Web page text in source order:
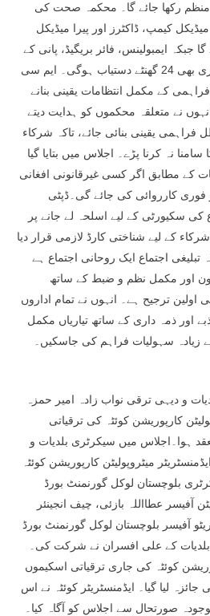
رکھا جائے گا۔ محکمہ صحت کی
کیمپ، ڈاکٹرز اور پیرا میڈیکل
ایمبولینس، فائر بریگیڈ، پانی کے
باؤزر اور دیگر ضروری مشینری بھی 24 گھنٹے دستیاب ہوگی۔ ایم سی
کے مکمل انتظامات یقینی بنانے
نے متعلقہ محکموں کو ہدایت دیتے
فراہمی یقینی بنائی جائے، تاکہ شرکاء
نہ کرنا پڑے۔ اجلاس میں بتایا گیا
کے مطابق اگر کسی غیرقانونی افغانی
کارروائی کی جائے گی۔ڈپٹی
کی سکیورٹی کے لیے اسلحہ لے جانے پر
کے لیے شناختی کارڈ لازمی قرار دیا
تبلیغی اجتماع ایک روحانی اجتماع ہے
اور مکمل نظم و ضبط کے ساتھ
اولین ترجیح ہے۔ انہوں نے تمام اداروں
اور ذمہ داری کے ساتھ تیاریاں مکمل
زیادہ سہولیات فراہم کی جاسکیں۔
و دیہی ترقی نواب زادہ امیر حمزہ
کارپوریشن کوئٹہ کی ترقیاتی
ہوا۔اجلاس میں سیکرٹری بلدیات و
میٹروپولیٹن کارپوریشن کوئٹہ
بلوچستان لوکل گورنمنٹ بورڈ
عطااللہ بازئی، چیف انجینئر
آفیسر بلوچستان لوکل گورنمنٹ بورڈ
بلدیات کے علی افسران نے شرکت کی۔
کوئٹہ کی جاری ترقیاتی اسکیموں
لیا گیا۔ ایڈمنسٹریٹر کوئٹہ نے اس
صورتحال سے اجلاس کو آگاہ کیا۔